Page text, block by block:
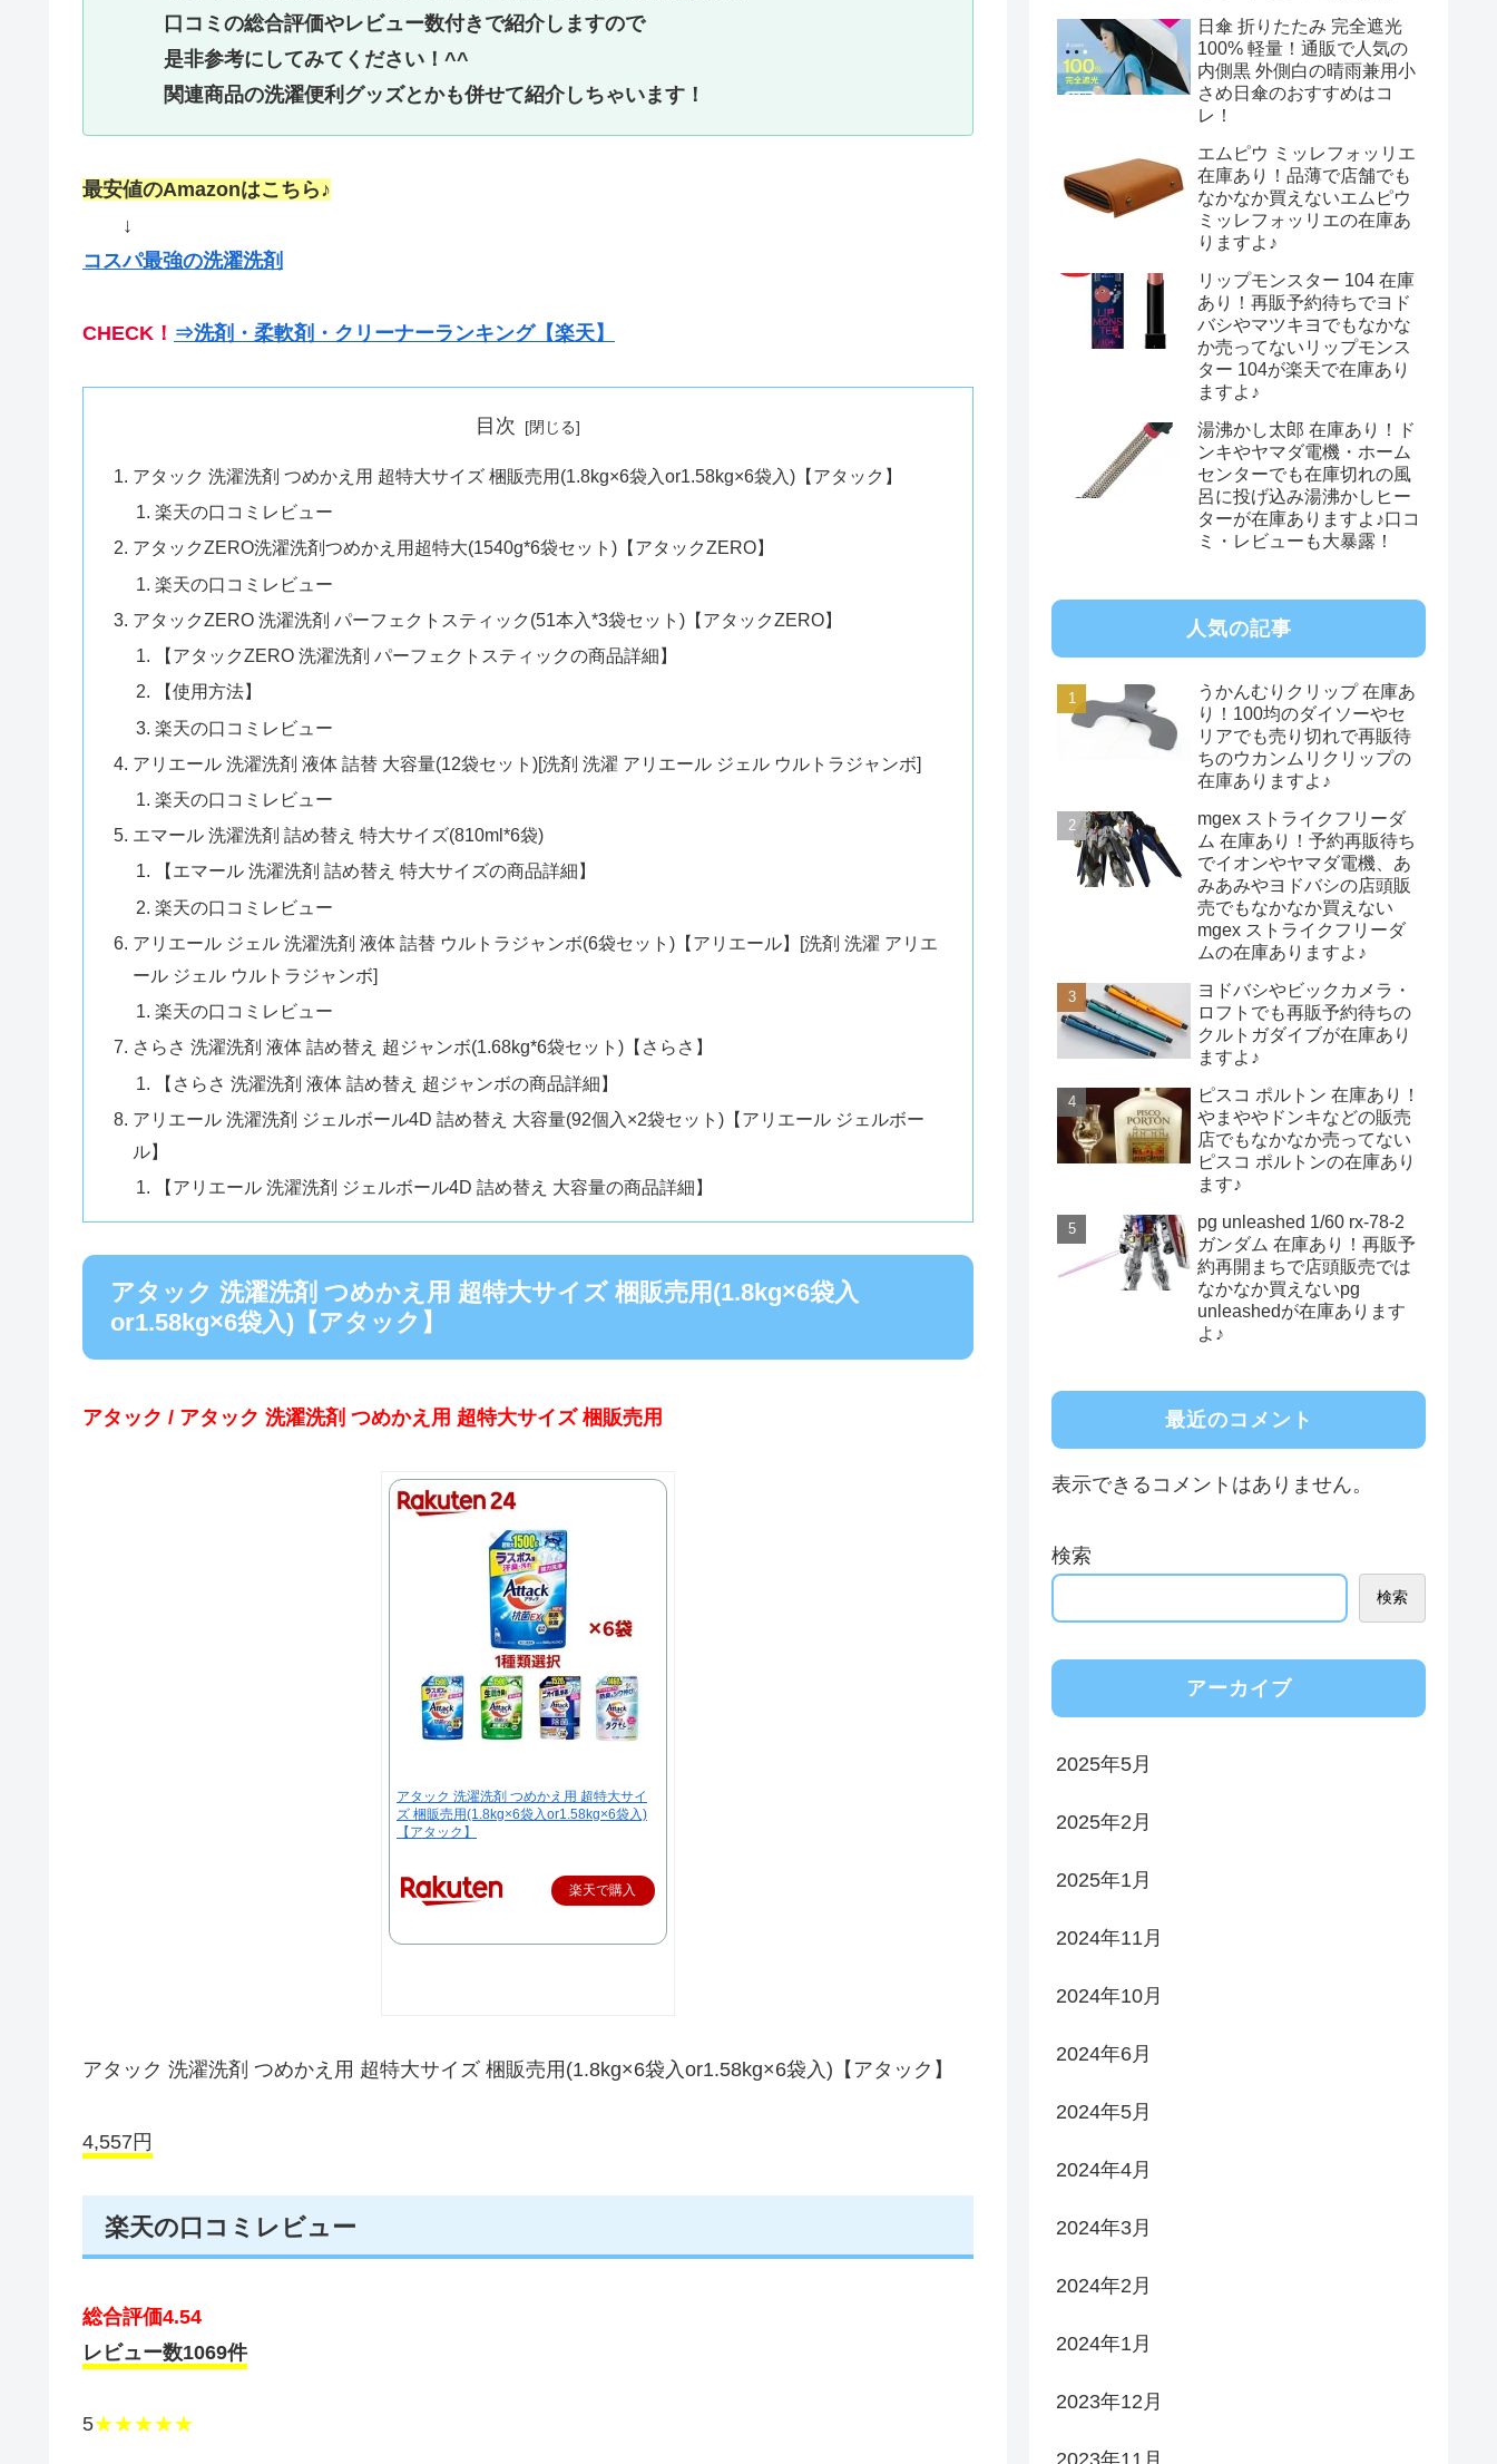
口コミの総合評価やレビュー数付きで紹介しますので
是非参考にしてみてください！^^
関連商品の洗濯便利グッズとかも併せて紹介しちゃいます！
最安値のAmazonはこちら♪
↓
コスパ最強の洗濯洗剤
CHECK！ ⇒洗剤・柔軟剤・クリーナーランキング【楽天】
目次
アタック 洗濯洗剤 つめかえ用 超特大サイズ 梱販売用(1.8kg×6袋入or1.58kg×6袋入)【アタック】
楽天の口コミレビュー
アタックZERO洗濯洗剤つめかえ用超特大(1540g*6袋セット)【アタックZERO】
楽天の口コミレビュー
アタックZERO 洗濯洗剤 パーフェクトスティック(51本入*3袋セット)【アタックZERO】
【アタックZERO 洗濯洗剤 パーフェクトスティックの商品詳細】
【使用方法】
楽天の口コミレビュー
アリエール 洗濯洗剤 液体 詰替 大容量(12袋セット)[洗剤 洗濯 アリエール ジェル ウルトラジャンボ]
楽天の口コミレビュー
エマール 洗濯洗剤 詰め替え 特大サイズ(810ml*6袋)
【エマール 洗濯洗剤 詰め替え 特大サイズの商品詳細】
楽天の口コミレビュー
アリエール ジェル 洗濯洗剤 液体 詰替 ウルトラジャンボ(6袋セット)【アリエール】[洗剤 洗濯 アリエ
ール ジェル ウルトラジャンボ]
楽天の口コミレビュー
さらさ 洗濯洗剤 液体 詰め替え 超ジャンボ(1.68kg*6袋セット)【さらさ】
【さらさ 洗濯洗剤 液体 詰め替え 超ジャンボの商品詳細】
アリエール 洗濯洗剤 ジェルボール4D 詰め替え 大容量(92個入×2袋セット)【アリエール ジェルボー
ル】
【アリエール 洗濯洗剤 ジェルボール4D 詰め替え 大容量の商品詳細】
アタック 洗濯洗剤 つめかえ用 超特大サイズ 梱販売用(1.8kg×6袋入
or1.58kg×6袋入)【アタック】
アタック / アタック 洗濯洗剤 つめかえ用 超特大サイズ 梱販売用
アタック 洗濯洗剤 つめかえ用 超特大サイ
ズ 梱販売用(1.8kg×6袋入or1.58kg×6袋入)
【アタック】
楽天で購入
アタック 洗濯洗剤 つめかえ用 超特大サイズ 梱販売用(1.8kg×6袋入or1.58kg×6袋入)【アタック】
4,557円
楽天の口コミレビュー
総合評価4.54
レビュー数1069件
5★★★★★
日傘 折りたたみ 完全遮光
100% 軽量！通販で人気の
内側黒 外側白の晴雨兼用小
さめ日傘のおすすめはコ
レ！
エムピウ ミッレフォッリエ
在庫あり！品薄で店舗でも
なかなか買えないエムピウ
ミッレフォッリエの在庫あ
りますよ♪
リップモンスター 104 在庫
あり！再販予約待ちでヨド
バシやマツキヨでもなかな
か売ってないリップモンス
ター 104が楽天で在庫あり
ますよ♪
湯沸かし太郎 在庫あり！ド
ンキやヤマダ電機・ホーム
センターでも在庫切れの風
呂に投げ込み湯沸かしヒー
ターが在庫ありますよ♪口コ
ミ・レビューも大暴露！
人気の記事
うかんむりクリップ 在庫あ
り！100均のダイソーやセ
リアでも売り切れで再販待
ちのウカンムリクリップの
在庫ありますよ♪
mgex ストライクフリーダ
ム 在庫あり！予約再販待ち
でイオンやヤマダ電機、あ
みあみやヨドバシの店頭販
売でもなかなか買えない
mgex ストライクフリーダ
ムの在庫ありますよ♪
ヨドバシやビックカメラ・
ロフトでも再販予約待ちの
クルトガダイブが在庫あり
ますよ♪
ピスコ ポルトン 在庫あり！
やまややドンキなどの販売
店でもなかなか売ってない
ピスコ ポルトンの在庫あり
ます♪
pg unleashed 1/60 rx-78-2
ガンダム 在庫あり！再販予
約再開まちで店頭販売では
なかなか買えないpg
unleashedが在庫あります
よ♪
最近のコメント
表示できるコメントはありません。
検索
検索
アーカイブ
2025年5月
2025年2月
2025年1月
2024年11月
2024年10月
2024年6月
2024年5月
2024年4月
2024年3月
2024年2月
2024年1月
2023年12月
2023年11月